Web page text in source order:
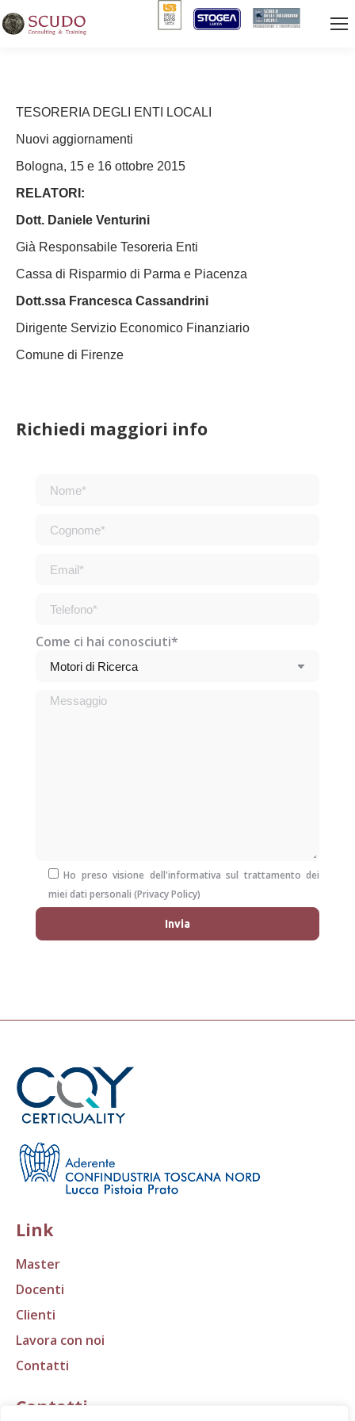
TESORERIA DEGLI ENTI LOCALI
Nuovi aggiornamenti
Bologna, 15 e 16 ottobre 2015
RELATORI:
Dott. Daniele Venturini
Già Responsabile Tesoreria Enti
Cassa di Risparmio di Parma e Piacenza
Dott.ssa Francesca Cassandrini
Dirigente Servizio Economico Finanziario
Comune di Firenze
Richiedi maggiori info
Come ci hai conosciuti*
Ho preso visione dell'informativa sul trattamento dei
miei dati personali (Privacy Policy)
Link
Master
Docenti
Clienti
Lavora con noi
Contatti
Contatti